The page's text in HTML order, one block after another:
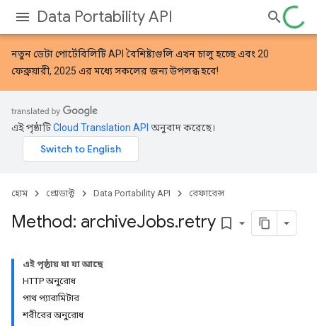
Data Portability API
নতুনডেটা পোর্টেবিলিটি API বৈশিষ্ট্যগুলিএখন চালু হচ্ছে এবং 20
ফেব্রুয়ারী, 2025 এর মধ্যে সকলের জন্য উপলব্ধ হবে!
এই পৃষ্ঠাটিCloud Translation API অনুবাদ করেছে।
হোম প্রোডাক্ট Data Portability API রেফারেন্স
Method: archiveJobs.retry bookmark_border
এই পৃষ্ঠায় যা যা আছে
HTTP অনুরোধ
পাথ প্যারামিটার
শরীরের অনুরোধ